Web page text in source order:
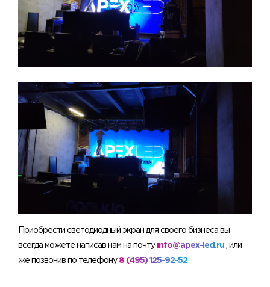
Приобрести светодиодный экран для своего бизнеса вы
всегда можете написав нам на почту info@apex-led.ru , или
же позвонив по телефону 8 (495) 125-92-52